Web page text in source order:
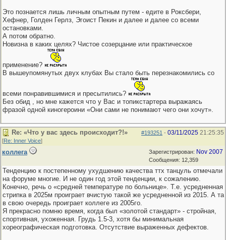
Это познается лишь личным опытным путем - едите в Роксбери,
Хефнер, Голден Герлз, Эгоист Пекин и далее и далее со всеми
остановками.
А потом обратно.
Новизна в каких целях? Чистое созерцание или практическое
применение?
В вышеупомянутых двух клубах Вы стало быть перезнакомились со
всеми понравившимися и пресытились?
Без обид , но мне кажется что у Вас и топикстартера выражаясь
фразой одной киногероини «Они сами не понимают чего они хочут».
#193251 - 03/11/2025 21:25:35
Re: «Что у вас здесь происходит?!»
[Re: Inner Voice]
Зарегистрирован: Nov 2007
Сообщения: 12,359
коллега
Тенденцию к постепенному ухудшению качества ттх танцуль отмечали
на форуме многие. И не один год этой тенденции, к сожалению.
Конечно, речь о «средней температуре по больнице». Т.е. усредненная
стрипка в 2025м проиграет вчистую такой же усредненной из 2015. А та
в свою очередь проиграет коллеге из 2005го.
Я прекрасно помню время, когда был «золотой стандарт» - стройная,
спортивная, ухоженная. Грудь 1.5-3, хотя бы минимальная
хореографическая подготовка. Отсутствие выраженных дефектов.